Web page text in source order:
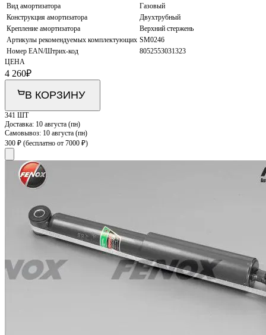
Вид амортизатора
Газовый
Конструкция амортизатора
Двухтрубный
Крепление амортизатора
Верхний стержень
Артикулы рекомендуемых комплектующих SM0246
Номер EAN/Штрих-код
8052553031323
ЦЕНА
4 260₽
В КОРЗИНУ
341 ШТ
Доставка: 10 августа (пн)
Самовывоз: 10 августа (пн)
300 ₽ (бесплатно от 7000 ₽)